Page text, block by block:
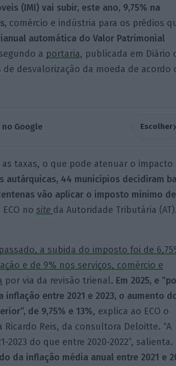
(IMI) vai subir, este ano, 9,75% na
comércio e indústria para os prédios
automática do Valor Patrimonial
a portaria, publicada em Diário
desvalorização da moeda de acordo
Google Escolher›
taxas, o que pode atenuar o impacto
autárquicas, 44 municípios decidiram
vão aplicar o imposto mínimo de
no site da Autoridade Tributária
a subida do imposto foi de
e de 9% nos serviços, comércio e
por via da revisão trienal. Em 2025, e
inflação entre 2021 e 2023, o aumento
de 9,75% e 13%, explica ao ECO o
Ricardo Reis, da consultora Deloitte. “A
do que entre 2020-2022”, salienta.
da inflação média anual entre 2021 e